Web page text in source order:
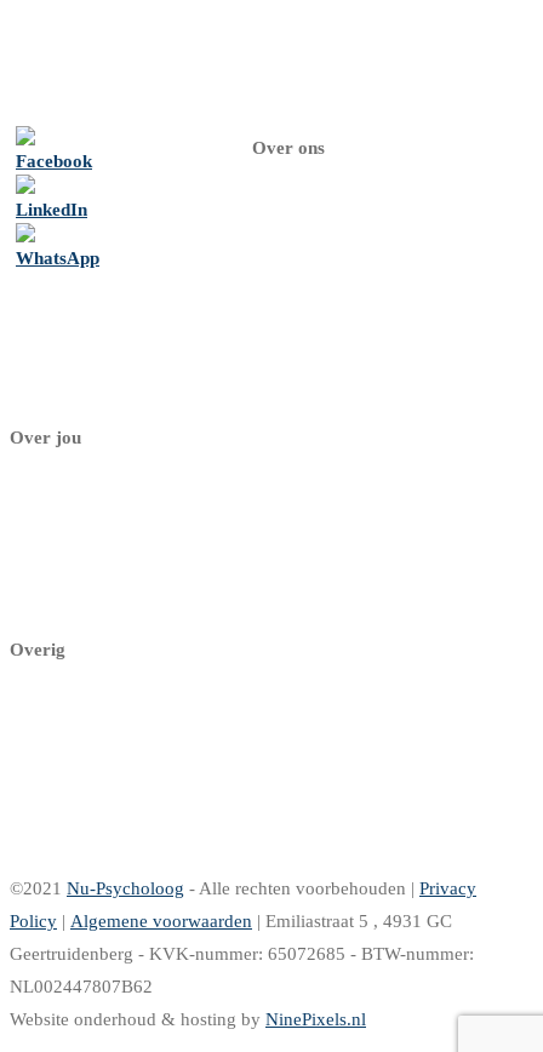
Over ons
Over jou
Overig
©2021 Nu-Psycholoog - Alle rechten voorbehouden | Privacy
Policy | Algemene voorwaarden | Emiliastraat 5 , 4931 GC
Geertruidenberg - KVK-nummer: 65072685 - BTW-nummer:
NL002447807B62
Website onderhoud & hosting by NinePixels.nl